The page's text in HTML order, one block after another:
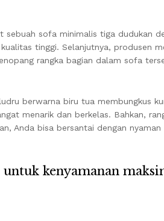
sofa minimalis tiga dudukan
tinggi. Selanjutnya, produsen
rangka bagian dalam sofa
berwarna biru tua membungkus
menarik dan berkelas. Bahkan,
Anda bisa bersantai dengan nyaman
kenyamanan